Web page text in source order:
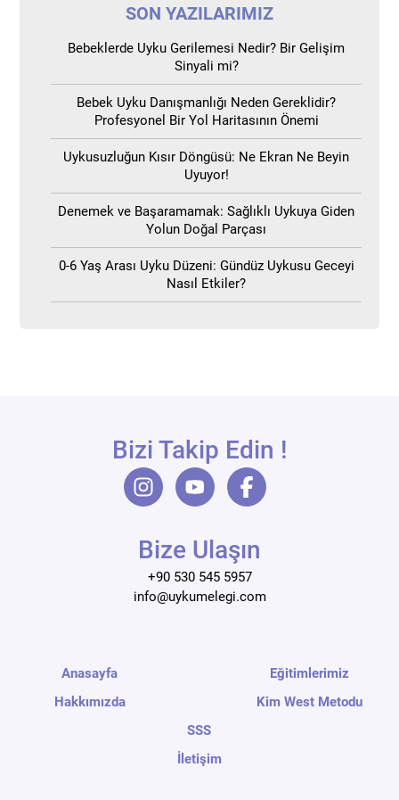
SON YAZILARIMIZ
Bebeklerde Uyku Gerilemesi Nedir? Bir Gelişim
Sinyali mi?
Bebek Uyku Danışmanlığı Neden Gereklidir?
Profesyonel Bir Yol Haritasının Önemi
Uykusuzluğun Kısır Döngüsü: Ne Ekran Ne Beyin
Uyuyor!
Denemek ve Başaramamak: Sağlıklı Uykuya Giden
Yolun Doğal Parçası
0-6 Yaş Arası Uyku Düzeni: Gündüz Uykusu Geceyi
Nasıl Etkiler?
Bizi Takip Edin !
Bize Ulaşın
+90 530 545 5957
info@uykumelegi.com
Anasayfa
Hakkımızda
Eğitimlerimiz
Kim West Metodu
SSS
İletişim